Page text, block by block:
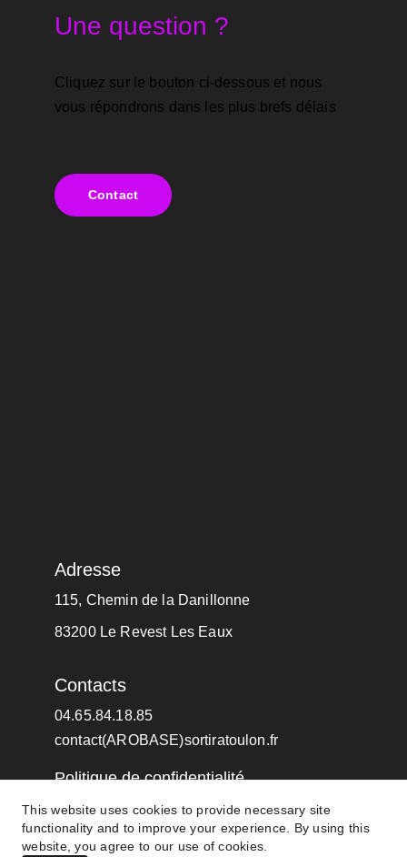
Une question ?
Cliquez sur le bouton ci-dessous et nous
vous répondrons dans les plus brefs délais
Contact
Adresse
115, Chemin de la Danillonne
83200 Le Revest Les Eaux
Contacts
04.65.84.18.85
contact(AROBASE)sortiratoulon.fr
© 2024. Oasis Productions Tous droits
Politique de confidentialité
This website uses cookies to provide necessary site
functionality and to improve your experience. By using this
website, you agree to our use of cookies.